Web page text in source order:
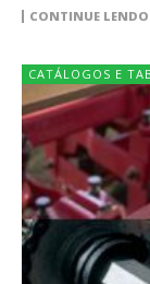
CONTINUE LENDO
CATÁLOGOS E